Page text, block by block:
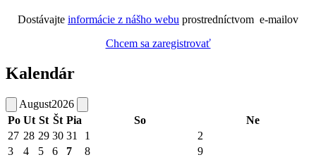
Dostávajte informácie z nášho webu prostredníctvom e-mailov
Chcem sa zaregistrovať
Kalendár
August2026
Po Ut St Št Pia So
Ne
27 28 29 30 31 1
2
3
4 5 6 7 8
9